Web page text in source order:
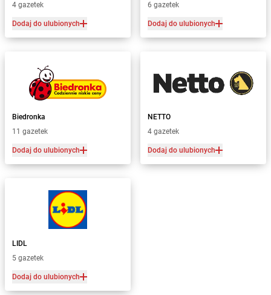
4 gazetek
Dodaj do ulubionych
6 gazetek
Dodaj do ulubionych
Biedronka
11 gazetek
Dodaj do ulubionych
NETTO
4 gazetek
Dodaj do ulubionych
LIDL
5 gazetek
Dodaj do ulubionych